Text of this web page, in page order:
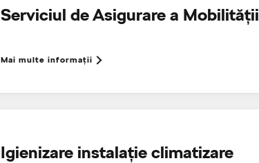
Serviciul de Asigurare a Mobilităţii
Mai multe informaţii
Igienizare instalație climatizare